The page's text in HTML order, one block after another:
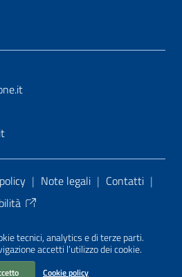
tecnici, analytics e di terze parti.
accetti l’utilizzo dei cookie.
Cookie policy
| Note legali | Contatti |
con WordPress
da